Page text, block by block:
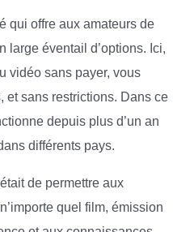
qui offre aux amateurs de
large éventail d’options. Ici,
vidéo sans payer, vous
et sans restrictions. Dans ce
depuis plus d’un an
différents pays.
de permettre aux
quel film, émission